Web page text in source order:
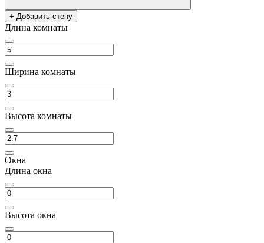
+ Добавить стену
Длина комнаты
Ширина комнаты
Высота комнаты
Окна
Длина окна
Высота окна